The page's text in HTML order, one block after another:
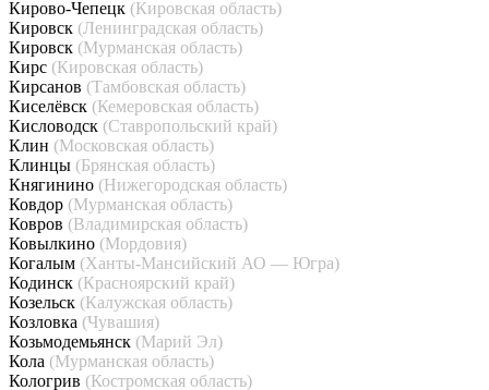
Кирово-Чепецк (Кировская область)
Кировск (Ленинградская область)
Кировск (Мурманская область)
Кирс (Кировская область)
Кирсанов (Тамбовская область)
Киселёвск (Кемеровская область)
Кисловодск (Ставропольский край)
Клин (Московская область)
Клинцы (Брянская область)
Княгинино (Нижегородская область)
Ковдор (Мурманская область)
Ковров (Владимирская область)
Ковылкино (Мордовия)
Когалым (Ханты-Мансийский АО — Югра)
Кодинск (Красноярский край)
Козельск (Калужская область)
Козловка (Чувашия)
Козьмодемьянск (Марий Эл)
Кола (Мурманская область)
Кологрив (Костромская область)